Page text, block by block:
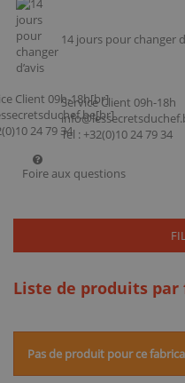
14 jours pour changer
Service Client 09h-18h
Tel : +32(0)10 24 79 34
Foire aux questions
Liste de produits
Pas de produit pour ce